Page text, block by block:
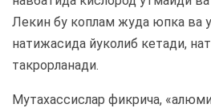
Лекин бу коплам жуда юпка
натижасида йуколиб кетади,
такрорланади.
Мутахассислар фикрича,